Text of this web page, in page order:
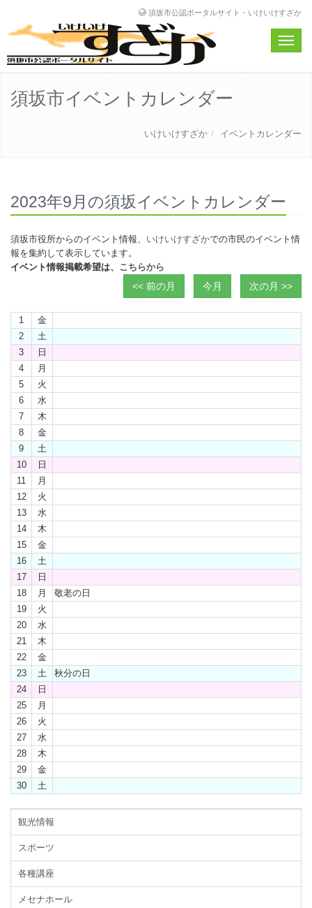
須坂市公認ポータルサイト・いけいけすざか
Toggle
須坂市イベントカレンダー
いけいけすざか イベントカレンダー
2023年9月の須坂イベントカレンダー
須坂市役所からのイベント情報、 いけいけすざかでの市民のイベント情
報を集約して表示しています。
イベント情報掲載希望は、 こちらから
<< 前の月 今月 次の月 >>
1
金
2
土
3
日
4
月
5
火
6
水
7
木
8
金
9
土
10
日
11
月
12
火
13
水
14
木
15
金
16
土
17
日
18
月
敬老の日
19
火
20
水
21
木
22
金
23
土
秋分の日
24
日
25
月
26
火
27
水
28
木
29
金
30
土
観光情報
スポーツ
各種講座
メセナホール